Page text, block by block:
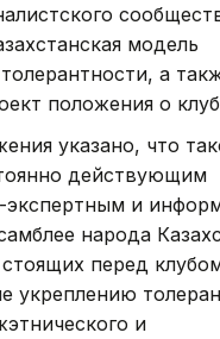
модель
а
положения о
указано, что
действующим
экспертным и
народа
стоящих перед
укреплению
и